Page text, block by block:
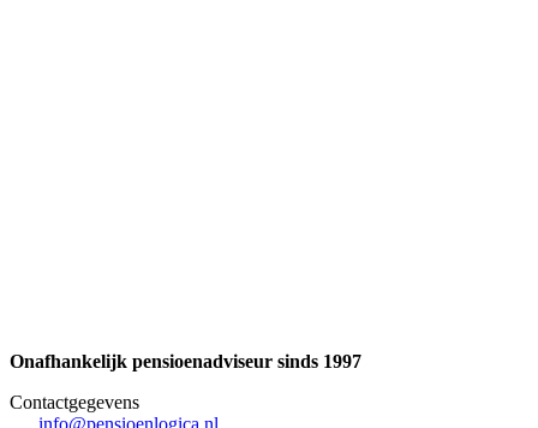
Onafhankelijk pensioenadviseur sinds 1997
Contactgegevens
info@pensioenlogica.nl